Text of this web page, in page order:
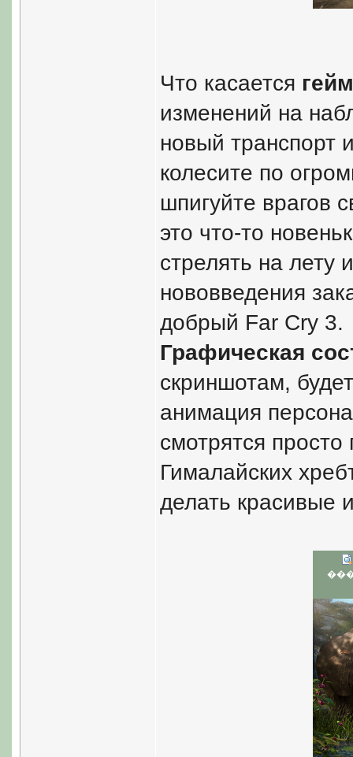
Что касается
изменений на
новый транспорт
колесите по
шпигуйте врагов
это что-то
стрелять на лету
нововведения
добрый Far Cry 3.
Графическая
скриншотам,
анимация
смотрятся
Гималайских
делать красивые